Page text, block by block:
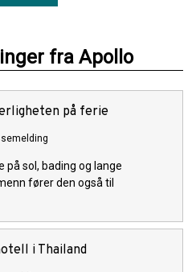
fra Apollo
på ferie
sol, bading og lange
fører den også til
i Thailand